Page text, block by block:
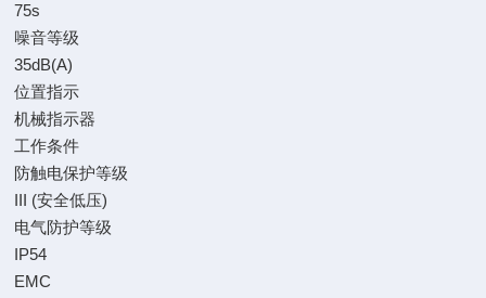
75s
噪音等级
35dB(A)
位置指示
机械指示器
工作条件
防触电保护等级
III (安全低压)
电气防护等级
IP54
EMC